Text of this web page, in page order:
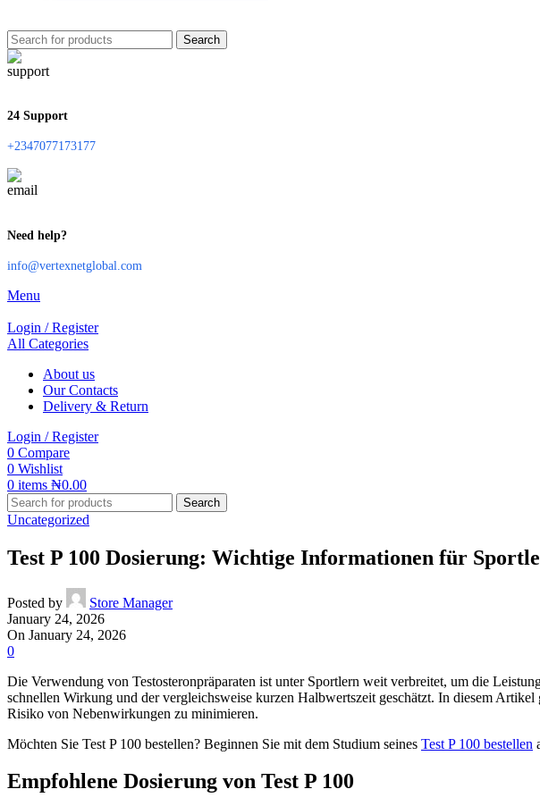
Search
24 Support
+2347077173177
Need help?
info@vertexnetglobal.com
Menu
Login / Register
All Categories
About us
Our Contacts
Delivery & Return
Login / Register
0 Compare
0 Wishlist
0 items ₦0.00
Search
Uncategorized
Test P 100 Dosierung: Wichtige Informationen für
Posted by
Store Manager
January 24, 2026
On January 24, 2026
0
Die Verwendung von Testosteronpräparaten ist unter Sportlern weit verbreitet, um die
schnellen Wirkung und der vergleichsweise kurzen Halbwertszeit geschätzt. In diesem
Risiko von Nebenwirkungen zu minimieren.
Möchten Sie Test P 100 bestellen? Beginnen Sie mit dem Studium seines Test P 100 bestellen
Empfohlene Dosierung von Test P 100